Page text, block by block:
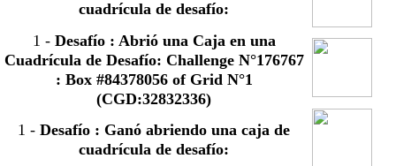
cuadrícula de desafío:
1 - Desafío : Abrió una Caja en una
Cuadrícula de Desafío: Challenge N°176767
: Box #84378056 of Grid N°1
(CGD:32832336)
1 -Desafío : Ganó abriendo una caja de
cuadrícula de desafío: